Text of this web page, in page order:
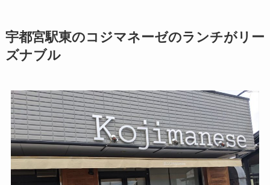
宇都宮駅東のコジマネーゼのランチがリー
ズナブル